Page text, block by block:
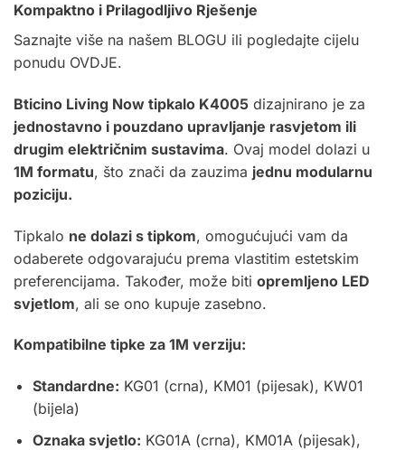
Kompaktno i Prilagodljivo Rješenje
Saznajte više na našem BLOGU ili pogledajte cijelu
ponudu OVDJE.
Bticino Living Now tipkalo K4005 dizajnirano je za
jednostavno i pouzdano upravljanje rasvjetom ili
drugim električnim sustavima. Ovaj model dolazi u
1M formatu, što znači da zauzima jednu modularnu
poziciju.
Tipkalo ne dolazi s tipkom, omogućujući vam da
odaberete odgovarajuću prema vlastitim estetskim
preferencijama. Također, može biti opremljeno LED
svjetlom, ali se ono kupuje zasebno.
Kompatibilne tipke za 1M verziju:
Standardne: KG01 (crna), KM01 (pijesak), KW01
(bijela)
Oznaka svjetlo: KG01A (crna), KM01A (pijesak),